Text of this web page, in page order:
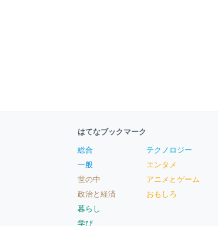
はてなブックマーク
総合
一般
世の中
政治と経済
暮らし
学び
テクノロジー
エンタメ
アニメとゲーム
おもしろ